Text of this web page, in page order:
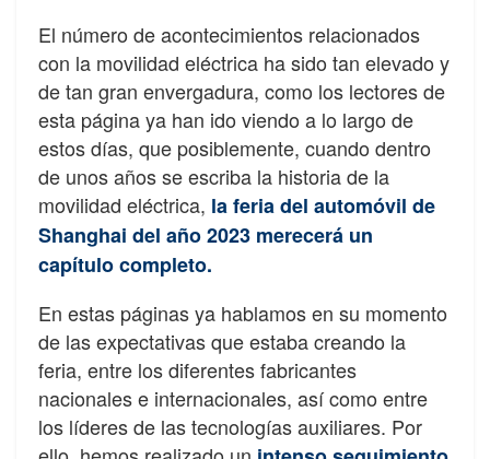
El número de acontecimientos relacionados
con la movilidad eléctrica ha sido tan elevado y
de tan gran envergadura, como los lectores de
esta página ya han ido viendo a lo largo de
estos días, que posiblemente, cuando dentro
de unos años se escriba la historia de la
movilidad eléctrica, la feria del automóvil de
Shanghai del año 2023 merecerá un
capítulo completo.
En estas páginas ya hablamos en su momento
de las expectativas que estaba creando la
feria, entre los diferentes fabricantes
nacionales e internacionales, así como entre
los líderes de las tecnologías auxiliares. Por